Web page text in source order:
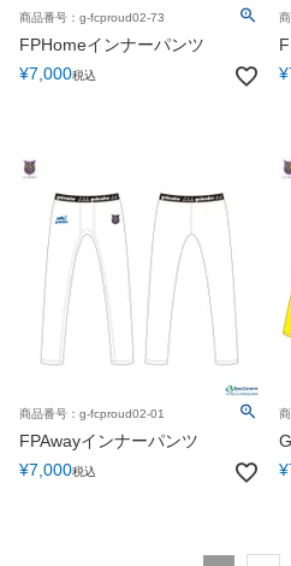
商品番号：g-fcproud02-73
FPHomeインナーパンツ
¥7,000税込
¥
商品番号：g-fcproud02-01
FPAwayインナーパンツ
¥7,000税込
¥